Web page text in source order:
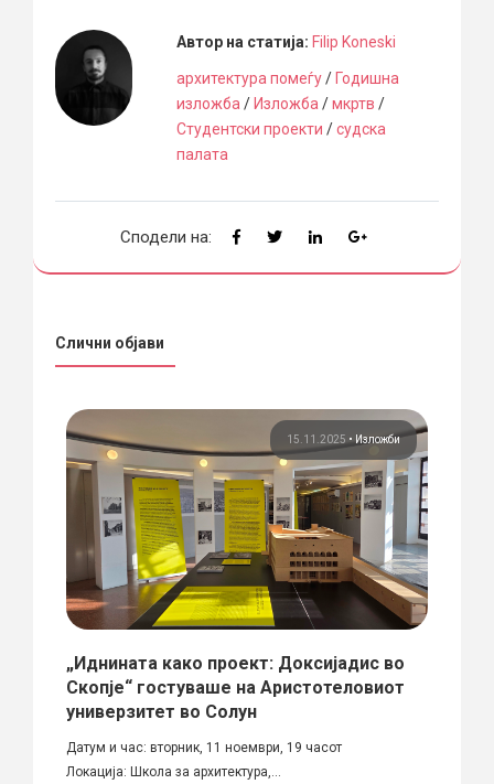
Автор на статија: Filip Koneski
архитектура помеѓу/Годишна
изложба /Изложба /мкртв /
Студентски проекти /судска
палата
Сподели на:
Слични објави
15.11.2025 • Изложби
„Иднината како проект: Доксијадис во
Скопје“ гостуваше на Аристотеловиот
универзитет во Солун
Датум и час: вторник, 11 ноември, 19 часот
Локација: Школа за архитектура,...